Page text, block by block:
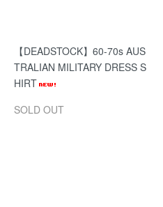
【DEADSTOCK】60-70s AUS
TRALIAN MILITARY DRESS S
HIRT
SOLD OUT